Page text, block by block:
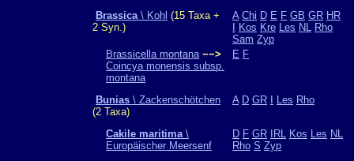
Brassica\ Kohl (15 Taxa +
2 Syn.)
A Chi D E F GB GR HR
Kos Kre Les NL Rho
Sam Zyp
Brassicella montana −−>
Coincya monensis subsp.
montana
E F
Bunias \ Zackenschötchen
(2 Taxa)
A D GR Les Rho
Cakile maritima\
Europäischer Meersenf
D F GR IRL Kos Les NL
Rho S Zyp